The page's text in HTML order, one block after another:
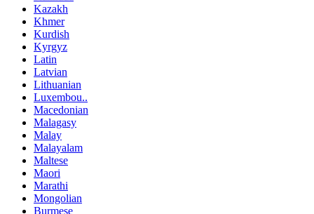
Kazakh
Khmer
Kurdish
Kyrgyz
Latin
Latvian
Lithuanian
Luxembou..
Macedonian
Malagasy
Malay
Malayalam
Maltese
Maori
Marathi
Mongolian
Burmese